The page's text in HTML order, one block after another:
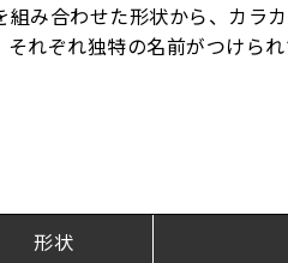
組み合わせた形状から、カラ
れぞれ独特の名前がつけら
形状